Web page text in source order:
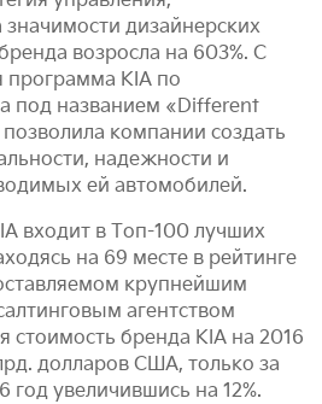
дизайнерских
возросла на 603%. С
программа KIA по
под названием «Different
компании создать
надежности и
ей автомобилей.
входит в Топ-100 лучших
на 69 месте в рейтинге
крупнейшим
агентством
стоимость бренда KIA на 2016
долларов США, только за
год увеличившись на 12%.